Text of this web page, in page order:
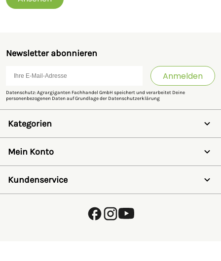
Newsletter abonnieren
Anmelden
Datenschutz: Agrargiganten Fachhandel GmbH speichert und verarbeitet Deine
personenbezogenen Daten auf Grundlage der Datenschutzerklärung
Kategorien
Schermaschinen
Futter- & Tränkesysteme
Haus, Hof & Stall
SALE
Mein Konto
Registrieren
Wunschzettel
Passwort vergessen
Kundenservice
Kostenlose Fachberatung